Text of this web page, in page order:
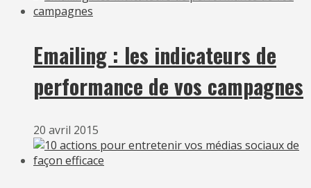
Emailing : les indicateurs de
performance de vos campagnes
20 avril 2015